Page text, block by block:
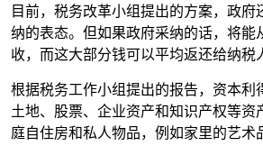
目前，税务改革小组提出的方案，政府
纳的表态。但如果政府采纳的话，将能
收，而这大部分钱可以平均返还给纳税
根据税务工作小组提出的报告，资本利
土地、股票、企业资产和知识产权等资
庭自住房和私人物品，例如家里的艺术